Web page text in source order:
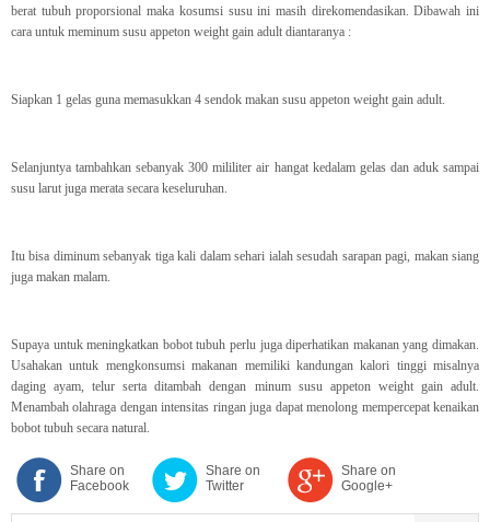
berat tubuh proporsional maka kosumsi susu ini masih direkomendasikan. Dibawah ini
cara untuk meminum susu appeton weight gain adult diantaranya :
Siapkan 1 gelas guna memasukkan 4 sendok makan susu appeton weight gain adult.
Selanjuntya tambahkan sebanyak 300 mililiter air hangat kedalam gelas dan aduk sampai
susu larut juga merata secara keseluruhan.
Itu bisa diminum sebanyak tiga kali dalam sehari ialah sesudah sarapan pagi, makan siang
juga makan malam.
Supaya untuk meningkatkan bobot tubuh perlu juga diperhatikan makanan yang dimakan.
Usahakan untuk mengkonsumsi makanan memiliki kandungan kalori tinggi misalnya
daging ayam, telur serta ditambah dengan minum susu appeton weight gain adult.
Menambah olahraga dengan intensitas ringan juga dapat menolong mempercepat kenaikan
bobot tubuh secara natural.
Share on
Facebook
Share on
Twitter
Share on
Google+